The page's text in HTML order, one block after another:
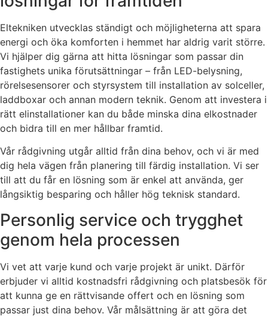
Eltekniken utvecklas ständigt och möjligheterna att spara
energi och öka komforten i hemmet har aldrig varit större.
Vi hjälper dig gärna att hitta lösningar som passar din
fastighets unika förutsättningar – från LED-belysning,
rörelsesensorer och styrsystem till installation av solceller,
laddboxar och annan modern teknik. Genom att investera i
rätt elinstallationer kan du både minska dina elkostnader
och bidra till en mer hållbar framtid.
Vår rådgivning utgår alltid från dina behov, och vi är med
dig hela vägen från planering till färdig installation. Vi ser
till att du får en lösning som är enkel att använda, ger
långsiktig besparing och håller hög teknisk standard.
Personlig service och trygghet
genom hela processen
Vi vet att varje kund och varje projekt är unikt. Därför
erbjuder vi alltid kostnadsfri rådgivning och platsbesök för
att kunna ge en rättvisande offert och en lösning som
passar just dina behov. Vår målsättning är att göra det